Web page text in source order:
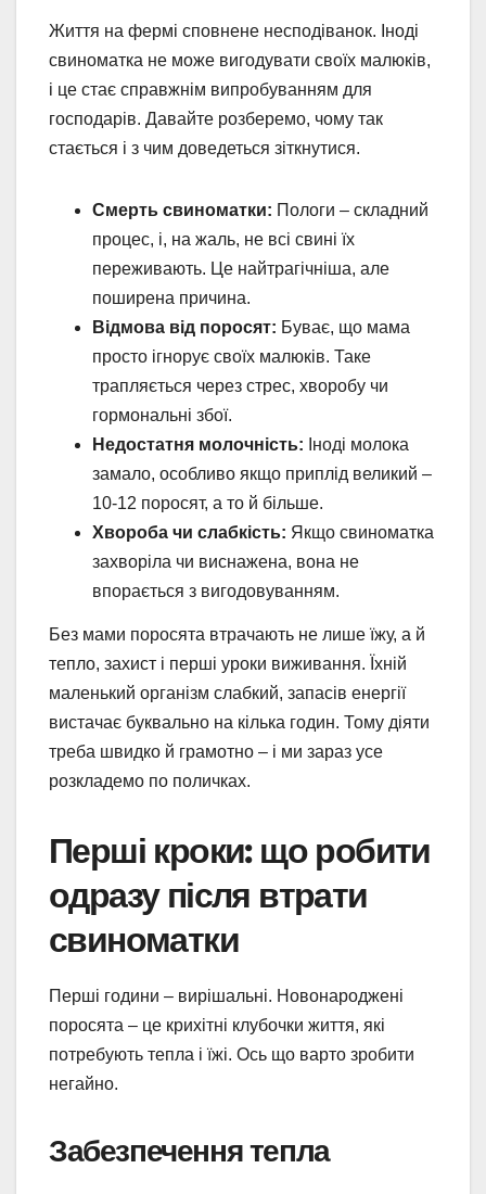
Життя на фермі сповнене несподіванок. Іноді
свиноматка не може вигодувати своїх малюків,
і це стає справжнім випробуванням для
господарів. Давайте розберемо, чому так
стається і з чим доведеться зіткнутися.
Смерть свиноматки: Пологи – складний
процес, і, на жаль, не всі свині їх
переживають. Це найтрагічніша, але
поширена причина.
Відмова від поросят: Буває, що мама
просто ігнорує своїх малюків. Таке
трапляється через стрес, хворобу чи
гормональні збої.
Недостатня молочність: Іноді молока
замало, особливо якщо приплід великий –
10-12 поросят, а то й більше.
Хвороба чи слабкість: Якщо свиноматка
захворіла чи виснажена, вона не
впорається з вигодовуванням.
Без мами поросята втрачають не лише їжу, а й
тепло, захист і перші уроки виживання. Їхній
маленький організм слабкий, запасів енергії
вистачає буквально на кілька годин. Тому діяти
треба швидко й грамотно – і ми зараз усе
розкладемо по поличках.
Перші кроки: що робити
одразу після втрати
свиноматки
Перші години – вирішальні. Новонароджені
поросята – це крихітні клубочки життя, які
потребують тепла і їжі. Ось що варто зробити
негайно.
Забезпечення тепла